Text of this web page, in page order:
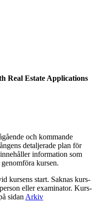
Real Estate Applications
och kommande
detaljerade plan för
information som
kursen.
kursens start. Saknas kurs-
eller examinator. Kurs-
sidan Arkiv